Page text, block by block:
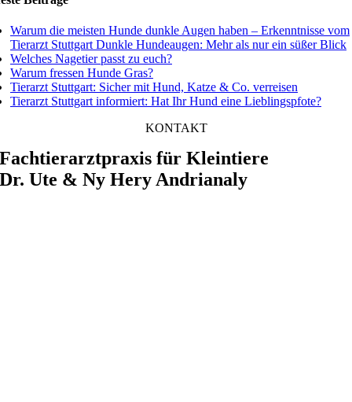
Warum die meisten Hunde dunkle Augen haben – Erkenntnisse vom
Tierarzt Stuttgart Dunkle Hundeaugen: Mehr als nur ein süßer Blick
Welches Nagetier passt zu euch?
Warum fressen Hunde Gras?
Tierarzt Stuttgart: Sicher mit Hund, Katze & Co. verreisen
Tierarzt Stuttgart informiert: Hat Ihr Hund eine Lieblingspfote?
KONTAKT
Fachtierarztpraxis für Kleintiere
Dr. Ute & Ny Hery Andrianaly